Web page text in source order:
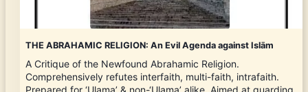
THE ABRAHAMIC RELIGION: An Evil Agenda against Islām
A Critique of the Newfound Abrahamic Religion.
Comprehensively refutes interfaith, multi-faith, intrafaith.
Prepared for ‘Ulama’ & non-‘Ulama’ alike. Aimed at guarding